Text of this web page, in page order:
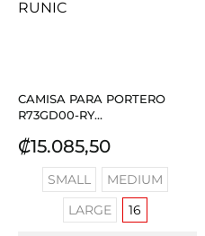
CAMISA PARA PORTERO
R73GD00-RY...
Precio
₡15.085,50
SMALL
MEDIUM
LARGE
16